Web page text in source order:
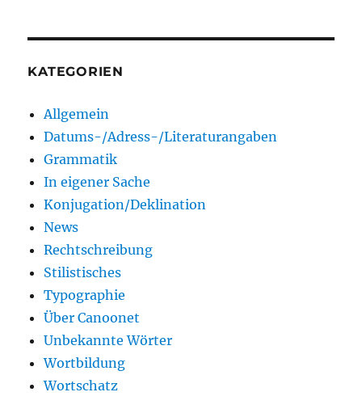
KATEGORIEN
Allgemein
Datums-/Adress-/Literaturangaben
Grammatik
In eigener Sache
Konjugation/Deklination
News
Rechtschreibung
Stilistisches
Typographie
Über Canoonet
Unbekannte Wörter
Wortbildung
Wortschatz